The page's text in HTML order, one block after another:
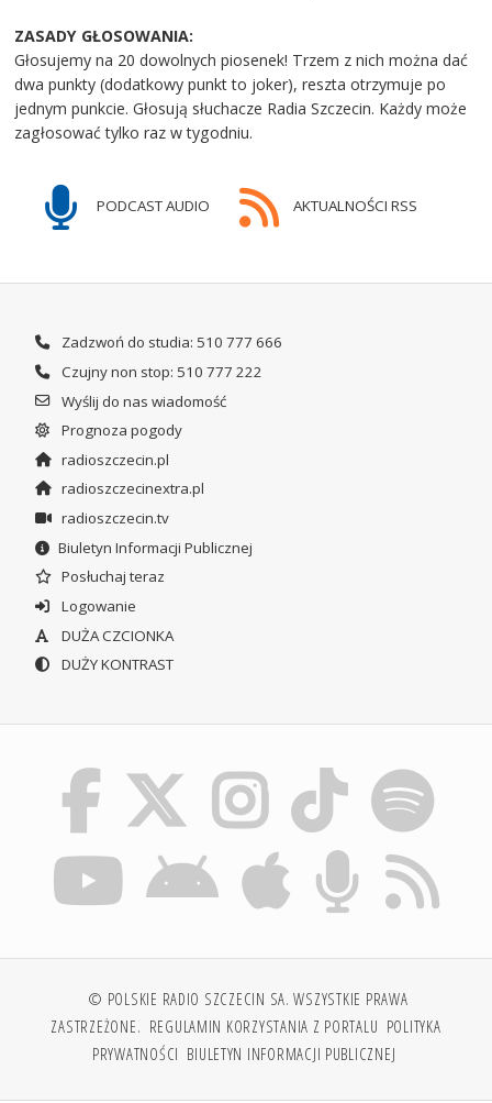
ZASADY GŁOSOWANIA:
Głosujemy na 20 dowolnych piosenek! Trzem z nich można dać
dwa punkty (dodatkowy punkt to joker), reszta otrzymuje po
jednym punkcie. Głosują słuchacze Radia Szczecin. Każdy może
zagłosować tylko raz w tygodniu.
PODCAST AUDIO AKTUALNOŚCI RSS
Zadzwoń do studia: 510 777 666
Czujny non stop: 510 777 222
Wyślij do nas wiadomość
Prognoza pogody
radioszczecin.pl
radioszczecinextra.pl
radioszczecin.tv
Biuletyn Informacji Publicznej
Posłuchaj teraz
Logowanie
DUŻA CZCIONKA
DUŻY KONTRAST
© POLSKIE RADIO SZCZECIN SA. WSZYSTKIE PRAWA
ZASTRZEŻONE. REGULAMIN KORZYSTANIA Z PORTALU POLITYKA
PRYWATNOŚCI BIULETYN INFORMACJI PUBLICZNEJ